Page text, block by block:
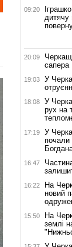
09:20
дитячу
20:09
сапера
19:03
У
18:08
У
рух на
17:19
У
почали
16:47
16:22
На
новий
15:50
На
землі